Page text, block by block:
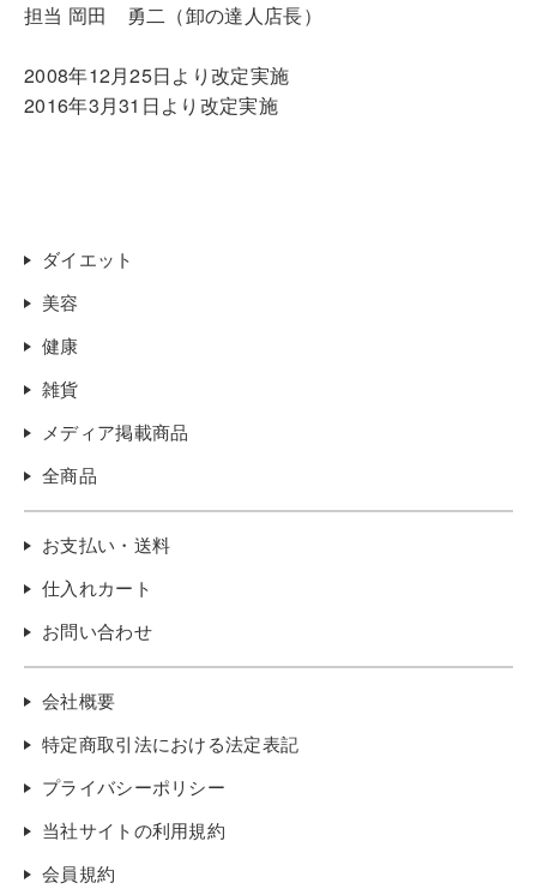
担当 岡田 勇二（卸の達人店長）
2008年12月25日より改定実施
2016年3月31日より改定実施
ダイエット
美容
健康
雑貨
メディア掲載商品
全商品
お支払い・送料
仕入れカート
お問い合わせ
会社概要
特定商取引法における法定表記
プライバシーポリシー
当社サイトの利用規約
会員規約